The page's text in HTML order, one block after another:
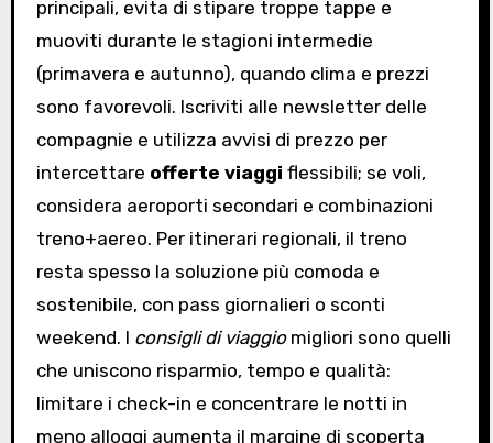
principali, evita di stipare troppe tappe e
muoviti durante le stagioni intermedie
(primavera e autunno), quando clima e prezzi
sono favorevoli. Iscriviti alle newsletter delle
compagnie e utilizza avvisi di prezzo per
intercettare offerte viaggi flessibili; se voli,
considera aeroporti secondari e combinazioni
treno+aereo. Per itinerari regionali, il treno
resta spesso la soluzione più comoda e
sostenibile, con pass giornalieri o sconti
weekend. I consigli di viaggiomigliori sono quelli
che uniscono risparmio, tempo e qualità:
limitare i check-in e concentrare le notti in
meno alloggi aumenta il margine di scoperta